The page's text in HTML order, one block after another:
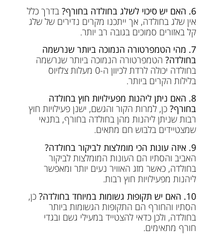
6. האם יש סיכוי לשלג בחולדה בחורף?
בדרך כלל
אין שלג בחולדה, אך ייתכנו מקרים נדירים של שלג
קל באזורים סמוכים בגובה רב יותר.
7. מהי הטמפרטורה הנמוכה ביותר שנרשמה
בחולדה? הטמפרטורה הנמוכה ביותר שנרשמה
בחולדה יכולה לרדת לכיוון ה-0 מעלות צלזיוס
בלילות הקרים ביותר.
8. האם ניתן ליהנות מפעילויות חוץ בחולדה
בחורף? כן, למרות הקור והגשם, ישנן פעילויות חוץ
רבות שניתן ליהנות מהן בחולדה בחורף, בתנאי
שמצטיידים בלבוש חם מתאים.
9. איזה עונות הכי מומלצות לביקור בחולדה?
האביב והסתיו הם העונות המומלצות לביקור
בחולדה, כאשר מזג האוויר נעים יותר ומאפשר
ליהנות מפעילויות חוץ רבות.
10. האם יש תקופות גשומות במיוחד בחולדה?
כן,
הסתיו והחורף הם התקופות הגשומות ביותר
בחולדה, ולכן כדאי להצטייד במעילי גשם ובגדי
חורף מתאימים.